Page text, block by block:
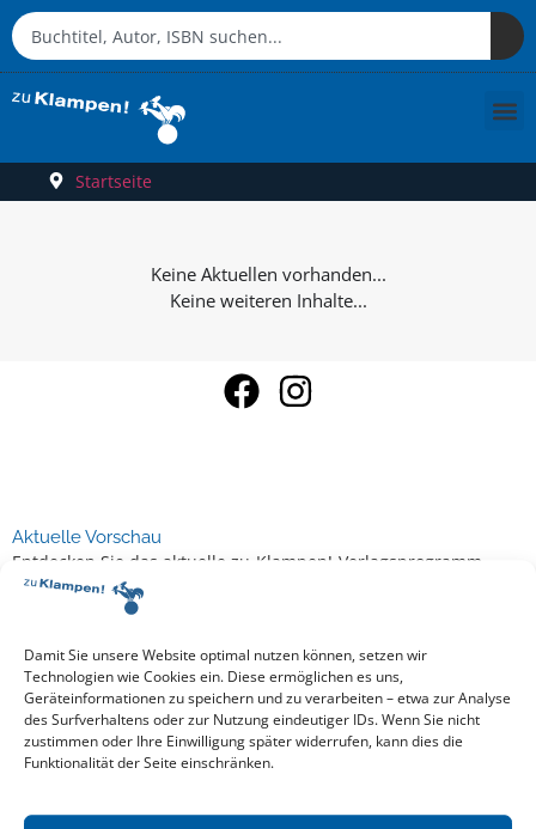
Damit Sie unsere Website optimal nutzen können, setzen wir
Technologien wie Cookies ein. Diese ermöglichen es uns,
Geräteinformationen zu speichern und zu verarbeiten – etwa zur Analyse
des Surfverhaltens oder zur Nutzung eindeutiger IDs. Wenn Sie nicht
zustimmen oder Ihre Einwilligung später widerrufen, kann dies die
Funktionalität der Seite einschränken.
Startseite
Keine weiteren Inhalte...
Aktuelle Vorschau
Entdecken Sie das aktuelle zu-Klampen!-Verlagsprogramm.
Hier finden Sie die Verlagsvorschau – einfach direkt online
reinlesen oder herunterladen.
Mehr aktuelle Vorschauen ansehen
Newsletter
News zu aktuellen Neuheiten und Nachrichten im zu Klampen!
Verlag – jederzeit wieder abbestellbar.